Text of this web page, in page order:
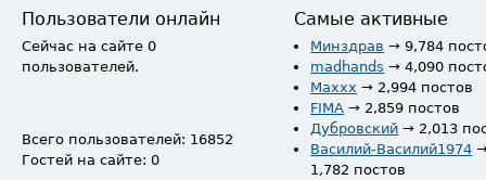
Пользователи онлайн
Сейчас на сайте 0
пользователей.
Всего пользователей: 16852
Гостей на сайте: 0
Самые активные
Минздрав → 9,784
madhands → 4,090
Maxxx → 2,994 постов
FIMA → 2,859 постов
Дубровский → 2,013
Василий-Василий1974
1,782 постов